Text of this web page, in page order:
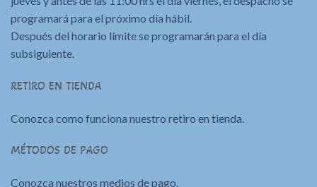
programará para el próximo día hábil.
Después del horario límite se programarán para el día
subsiguiente.
RETIRO EN TIENDA
Conozca como funciona nuestro retiro en tienda.
MÉTODOS DE PAGO
Conozca nuestros medios de pago.